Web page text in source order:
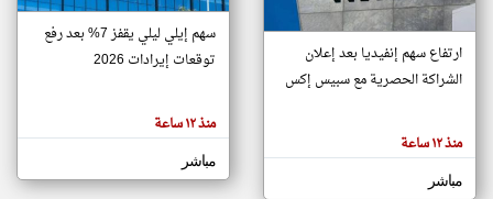
اخبار المغرب على مدار الساعة
أهم اخبار المغرب العاجلة والمباشرة
هنا عن
وجهة
كاتبيها.
ارتفاع سهم إنفيديا بعد إعلان
الشراكة الحصرية مع سبيس إكس
منذ ١٢ ساعة
مباشر
سهم إيلي ليلي يقفز 7% بعد رفع
توقعات إيرادات 2026
منذ ١٢ ساعة
مباشر
klyoum.com